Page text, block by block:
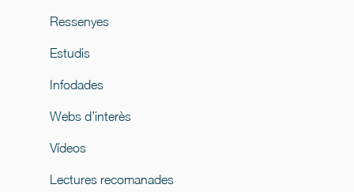
Ressenyes
Estudis
Infodades
Webs d’interès
Vídeos
Lectures recomanades